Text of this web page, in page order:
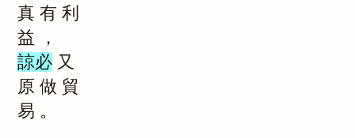
真 有 利
益
，
諒必 又
原 做 貿
易 。